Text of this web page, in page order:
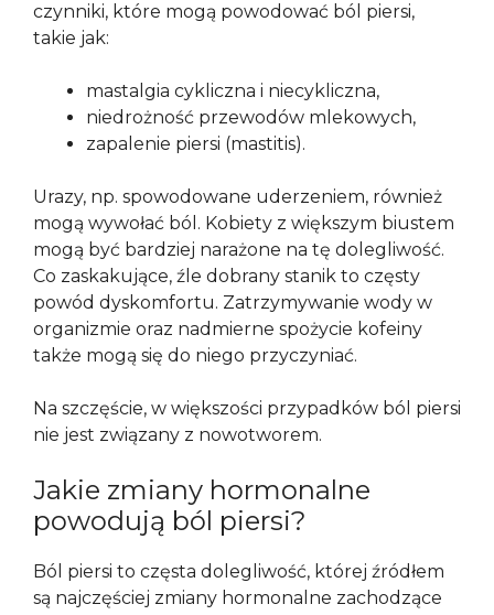
czynniki, które mogą powodować ból piersi,
takie jak:
mastalgia cykliczna i niecykliczna,
niedrożność przewodów mlekowych,
zapalenie piersi (mastitis).
Urazy, np. spowodowane uderzeniem, również
mogą wywołać ból. Kobiety z większym biustem
mogą być bardziej narażone na tę dolegliwość.
Co zaskakujące, źle dobrany stanik to częsty
powód dyskomfortu. Zatrzymywanie wody w
organizmie oraz nadmierne spożycie kofeiny
także mogą się do niego przyczyniać.
Na szczęście, w większości przypadków ból piersi
nie jest związany z nowotworem.
Jakie zmiany hormonalne
powodują ból piersi?
Ból piersi to częsta dolegliwość, której źródłem
są najczęściej zmiany hormonalne zachodzące